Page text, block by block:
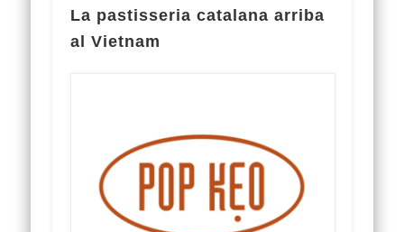
La pastisseria catalana arriba
al Vietnam